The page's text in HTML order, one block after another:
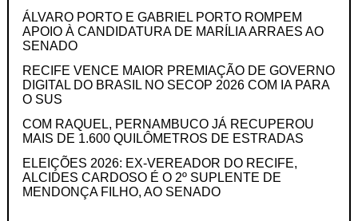
ÁLVARO PORTO E GABRIEL PORTO ROMPEM
APOIO À CANDIDATURA DE MARÍLIA ARRAES AO
SENADO
RECIFE VENCE MAIOR PREMIAÇÃO DE GOVERNO
DIGITAL DO BRASIL NO SECOP 2026 COM IA PARA
O SUS
COM RAQUEL, PERNAMBUCO JÁ RECUPEROU
MAIS DE 1.600 QUILÔMETROS DE ESTRADAS
ELEIÇÕES 2026: EX-VEREADOR DO RECIFE,
ALCIDES CARDOSO É O 2º SUPLENTE DE
MENDONÇA FILHO, AO SENADO